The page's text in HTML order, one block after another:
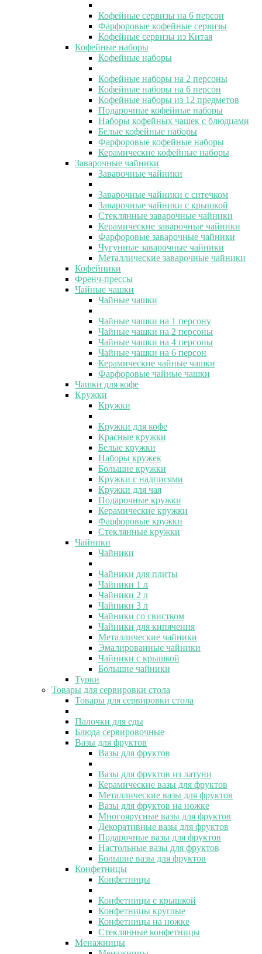
Кофейные сервизы на 6 персон
Фарфоровые кофейные сервизы
Кофейные сервизы из Китая
Кофейные наборы
Кофейные наборы
Кофейные наборы на 2 персоны
Кофейные наборы на 6 персон
Кофейные наборы из 12 предметов
Подарочные кофейные наборы
Наборы кофейных чашек с блюдцами
Белые кофейные наборы
Фарфоровые кофейные наборы
Керамические кофейные наборы
Заварочные чайники
Заварочные чайники
Заварочные чайники с ситечком
Заварочные чайники с крышкой
Стеклянные заварочные чайники
Керамические заварочные чайники
Фарфоровые заварочные чайники
Чугунные заварочные чайники
Металлические заварочные чайники
Кофейники
Френч-прессы
Чайные чашки
Чайные чашки
Чайные чашки на 1 персону
Чайные чашки на 2 персоны
Чайные чашки на 4 персоны
Чайные чашки на 6 персон
Керамические чайные чашки
Фарфоровые чайные чашки
Чашки для кофе
Кружки
Кружки
Кружки для кофе
Красные кружки
Белые кружки
Наборы кружек
Большие кружки
Кружки с надписями
Кружки для чая
Подарочные кружки
Керамические кружки
Фарфоровые кружки
Стеклянные кружки
Чайники
Чайники
Чайники для плиты
Чайники 1 л
Чайники 2 л
Чайники 3 л
Чайники со свистком
Чайники для кипячения
Металлические чайники
Эмалированные чайники
Чайники с крышкой
Большие чайники
Турки
Товары для сервировки стола
Товары для сервировки стола
Палочки для еды
Блюда сервировочные
Вазы для фруктов
Вазы для фруктов
Вазы для фруктов из латуни
Керамические вазы для фруктов
Металлические вазы для фруктов
Вазы для фруктов на ножке
Многоярусные вазы для фруктов
Декоративные вазы для фруктов
Подарочные вазы для фруктов
Настольные вазы для фруктов
Большие вазы для фруктов
Конфетницы
Конфетницы
Конфетницы с крышкой
Конфетницы круглые
Конфетницы на ножке
Стеклянные конфетницы
Менажницы